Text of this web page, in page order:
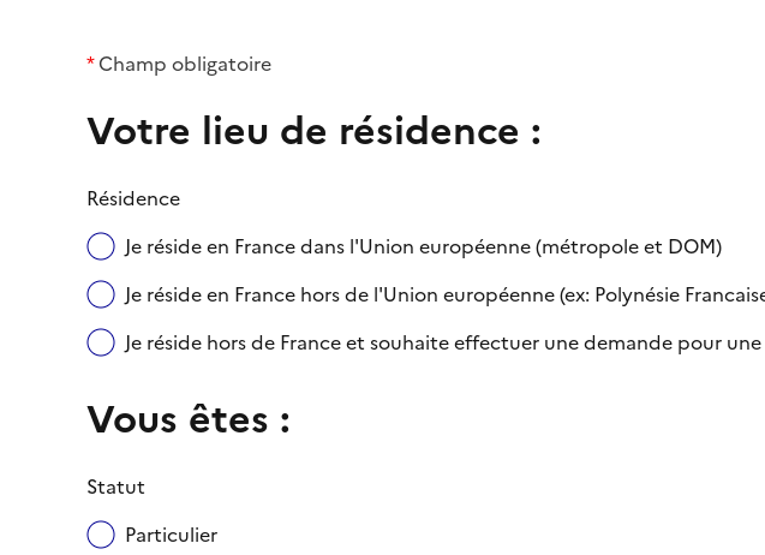
*Champ obligatoire
Votre lieu de résidence :
Résidence
Je réside en France dans l'Union européenne (métropole et DOM)
Je réside en France hors de l'Union européenne (ex: Polynésie
Je réside hors de France et souhaite effectuer une demande pour
Vous êtes :
Statut
Particulier